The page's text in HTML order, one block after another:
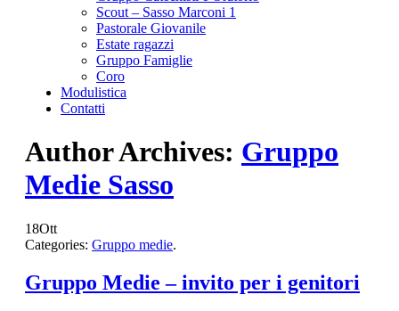
Scout – Sasso Marconi 1
Pastorale Giovanile
Estate ragazzi
Gruppo Famiglie
Coro
Modulistica
Contatti
Author Archives: Gruppo
Medie Sasso
18Ott
Categories: Gruppo medie.
Gruppo Medie – invito per i genitori